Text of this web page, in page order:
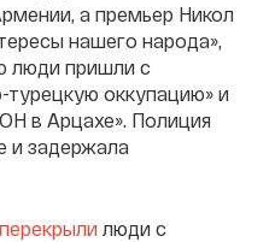
а премьер Никол
нашего народа»,
люди пришли с
оккупацию» и
в Арцахе». Полиция
и задержала
перекрыли люди с